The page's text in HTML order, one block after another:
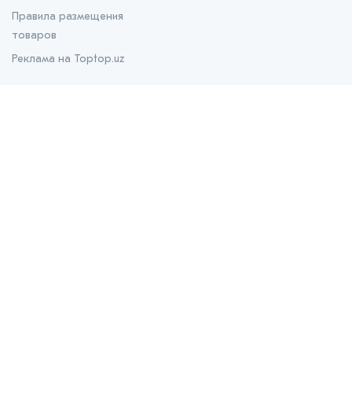
Правила размещения
товаров
Реклама на Toptop.uz